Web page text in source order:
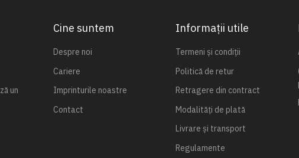
un
Cine suntem
Despre noi
Cariere
Imprinturile noastre
Contact
Informații utile
Termeni și condiții
Politică de retur
Retragere din contract
Modalități de plată
Livrare și transport
Regulamente